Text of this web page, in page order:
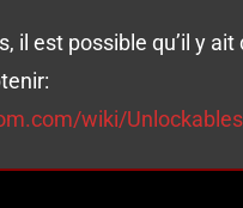
il est possible qu’il y
wiki/